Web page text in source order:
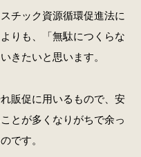
チック資源循環促進法に
りも、「無駄につくらな
きたいと思います。
販促に用いるもので、安
とが多くなりがちで余っ
です。